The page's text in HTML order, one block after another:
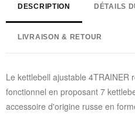
DESCRIPTION DÉTAILS
LIVRAISON & RETOUR
Le kettlebell ajustable 4TRAINER
fonctionnel en proposant 7
accessoire d'origine russe en